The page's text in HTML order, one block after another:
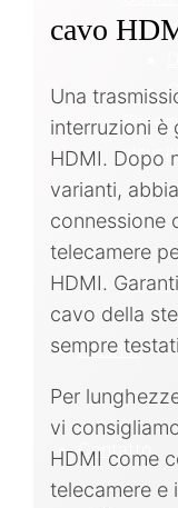
Servizio
Partner
Contatto
cavo
Una
interruzioni è
HDMI. Dopo
varianti,
connessione
telecamere
HDMI.
cavo della
sempre
Per
vi
HDMI come
telecamere e